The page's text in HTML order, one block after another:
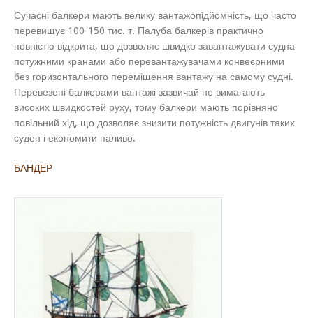
Сучасні балкери мають велику вантажопідйомність, що часто
перевищує 100-150 тис. т. Палуба балкерів практично
повністю відкрита, що дозволяє швидко завантажувати судна
потужними кранами або перевантажувачами конвеєрними
без горизонтального переміщення вантажу на самому судні.
Перевезені балкерами вантажі зазвичай не вимагають
високих швидкостей руху, тому балкери мають порівняно
повільний хід, що дозволяє знизити потужність двигунів таких
суден і економити паливо.
БАНДЕР